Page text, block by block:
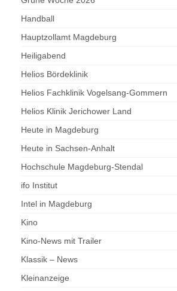
Handball
Hauptzollamt Magdeburg
Heiligabend
Helios Bördeklinik
Helios Fachklinik Vogelsang-Gommern
Helios Klinik Jerichower Land
Heute in Magdeburg
Heute in Sachsen-Anhalt
Hochschule Magdeburg-Stendal
ifo Institut
Intel in Magdeburg
Kino
Kino-News mit Trailer
Klassik – News
Kleinanzeige